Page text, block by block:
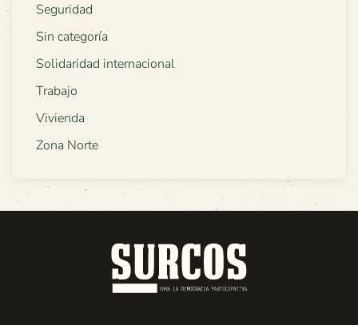
Seguridad
Sin categoría
Solidaridad internacional
Trabajo
Vivienda
Zona Norte